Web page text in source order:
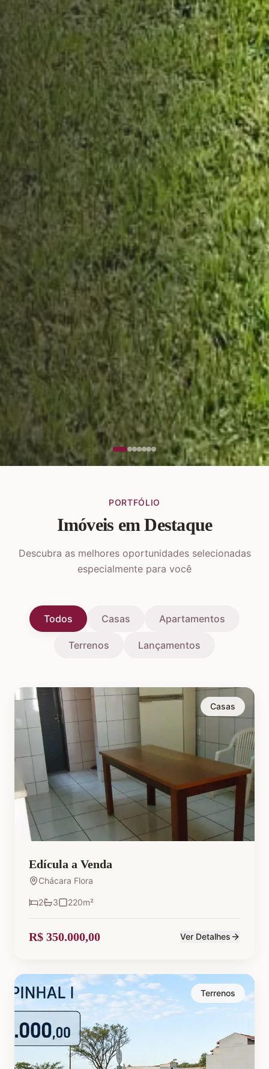
PORTFÓLIO
Imóveis em Destaque
Descubra as melhores oportunidades selecionadas
especialmente para você
Todos Casas Apartamentos
Terrenos Lançamentos
Casas
Edícula a Venda
Chácara Flora
2 3 220m²
R$ 350.000,00 Ver Detalhes
Terrenos